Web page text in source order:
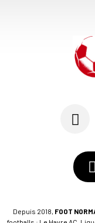
Depuis 2018, FOOT